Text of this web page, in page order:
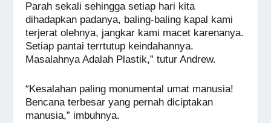
Parah sekali sehingga setiap hari kita
dihadapkan padanya, baling-baling kapal kami
terjerat olehnya, jangkar kami macet karenanya.
Setiap pantai terrtutup keindahannya.
Masalahnya Adalah Plastik,” tutur Andrew.
“Kesalahan paling monumental umat manusia!
Bencana terbesar yang pernah diciptakan
manusia,” imbuhnya.